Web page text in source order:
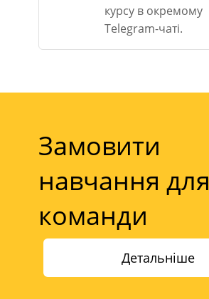
курсу в окремому
Telegram-чаті.
Замовити
навчання для
команди
Детальніше